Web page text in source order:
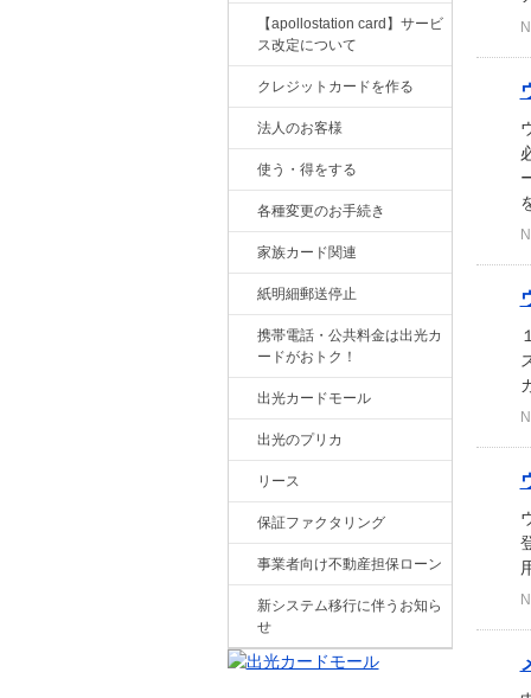
【apollostation card】サービ
ス改定について
クレジットカードを作る
法人のお客様
使う・得をする
各種変更のお手続き
家族カード関連
紙明細郵送停止
携帯電話・公共料金は出光カ
ードがおトク！
出光カードモール
出光のプリカ
リース
保証ファクタリング
事業者向け不動産担保ローン
新システム移行に伴うお知ら
せ